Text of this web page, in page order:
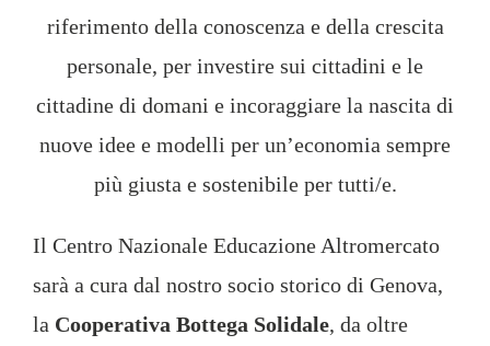
riferimento della conoscenza e della crescita
personale, per investire sui cittadini e le
cittadine di domani e incoraggiare la nascita di
nuove idee e modelli per un’economia sempre
più giusta e sostenibile per tutti/e.
Il Centro Nazionale Educazione Altromercato
sarà a cura dal nostro socio storico di Genova,
la Cooperativa Bottega Solidale, da oltre